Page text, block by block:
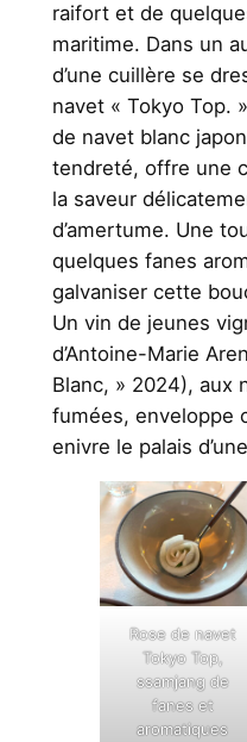
raifort et de
maritime. Dans un
d’une cuillère se
navet « Tokyo Top.
de navet blanc
tendreté, offre une
la saveur
d’amertume. Une
quelques fanes
galvaniser cette
Un vin de jeunes
d’Antoine-Marie
Blanc, » 2024), aux
fumées, enveloppe
enivre le palais
Rose de navet
Tokyo Top,
ssamjang de
fanes et
aromatiques